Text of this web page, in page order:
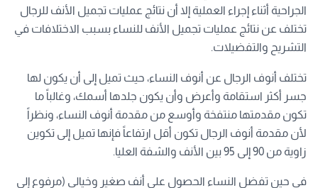
الجراحية أثناء إجراء العملية إلا أن نتائج عمليات تجميل الأنف للرجال
تختلف عن نتائج عمليات تجميل الأنف للنساء بسبب الاختلافات في
التشريح والتفضيلات.
تختلف أنوف الرجال عن أنوف النساء، حيث تميل إلى أن يكون لها
جسر أكثر استقامة وأعرض وأن يكون جلدها أسمك، وغالباً ما
تكون مقدمتها منتفخة وأوسع من مقدمة أنوف النساء، ونظراً
لأن مقدمة أنوف الرجال تكون أقل ارتفاعاً فإنها تميل إلى تكوين
زاوية من 90 إلى 95 بين الأنف والشفة العليا.
في حين تفضل النساء الحصول على أنف صغير وخيالي (مرفوع إلى